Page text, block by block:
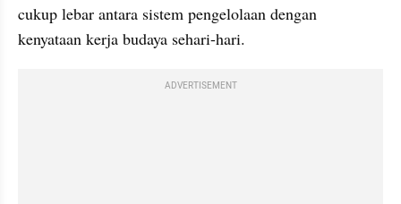
cukup lebar antara sistem pengelolaan dengan
kenyataan kerja budaya sehari-hari.
ADVERTISEMENT